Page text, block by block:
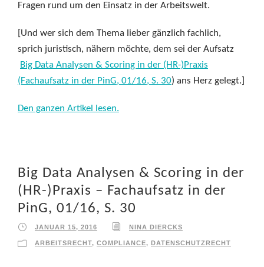
Fragen rund um den Einsatz in der Arbeitswelt.
[Und wer sich dem Thema lieber gänzlich fachlich,
sprich juristisch, nähern möchte, dem sei der Aufsatz
Big Data Analysen & Scoring in der (HR-)Praxis
(Fachaufsatz in der PinG, 01/16, S. 30) ans Herz gelegt.]
Den ganzen Artikel lesen.
Big Data Analysen & Scoring in der
(HR-)Praxis – Fachaufsatz in der
PinG, 01/16, S. 30
JANUAR 15, 2016 NINA DIERCKS
ARBEITSRECHT, COMPLIANCE, DATENSCHUTZRECHT